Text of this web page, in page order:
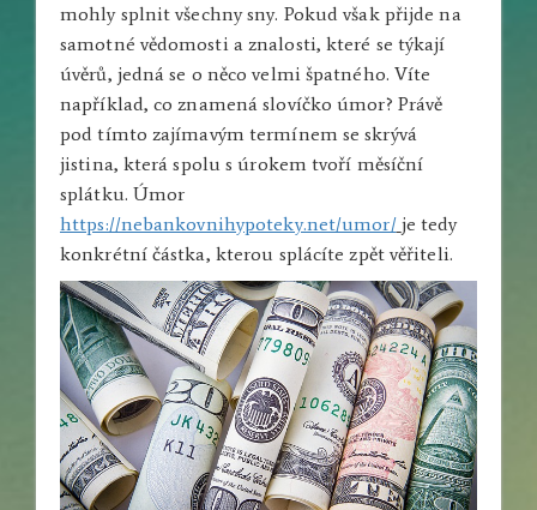
mohly splnit všechny sny. Pokud však přijde na
samotné vědomosti a znalosti, které se týkají
úvěrů, jedná se o něco velmi špatného. Víte
například, co znamená slovíčko úmor? Právě
pod tímto zajímavým termínem se skrývá
jistina, která spolu s úrokem tvoří měsíční
splátku. Úmor
https://nebankovnihypoteky.net/umor/ je tedy
konkrétní částka, kterou splácíte zpět věřiteli.